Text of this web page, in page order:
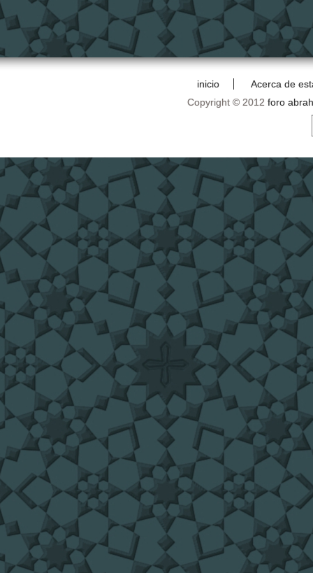
inicio
Acerca de
Copyright © 2012 foro